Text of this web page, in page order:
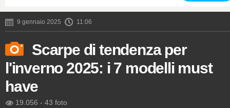
9 gennaio 2025 11:06
Scarpe di tendenza per
l'inverno 2025: i 7 modelli must
have
19.056 - 43 foto